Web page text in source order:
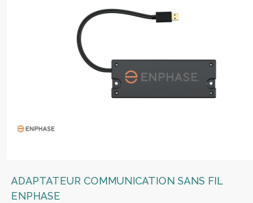
ADAPTATEUR COMMUNICATION SANS FIL
ENPHASE